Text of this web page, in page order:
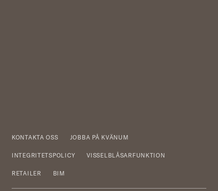
KONTAKTA OSS JOBBA PÅ KVÄNUM
INTEGRITETSPOLICY VISSELBLÅSARFUNKTION
RETAILER BIM